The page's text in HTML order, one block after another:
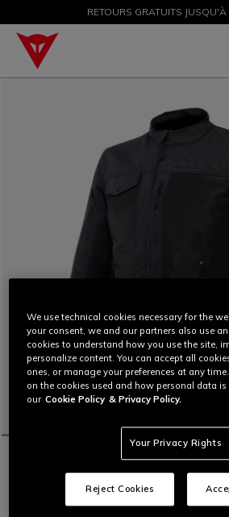
PROMOTIONS JUSQU'À-50 % –
RETOURS GRATUITS JUSQU'À
HOMMES BLOUSONS
NOUVEAUTÉS
ALFAMA AIR TEX - BLOUSON
EN MESH HOMME
We use technical cookies necessary for the
your consent, we and our partners also use
cookies to understand how you use the site,
personalize content. You can accept all
ones, or manage your preferences at any
on the cookies used and how personal data is
our Cookie Policy & Privacy Policy.
Your Privacy Rights
Reject Cookies